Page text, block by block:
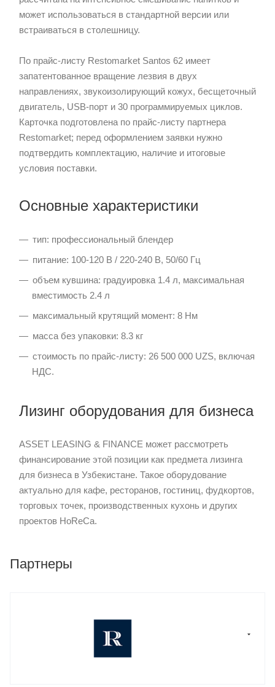
может использоваться в стандартной версии или
встраиваться в столешницу.
По прайс-листу Restomarket Santos 62 имеет
запатентованное вращение лезвия в двух
направлениях, звукоизолирующий кожух, бесщеточный
двигатель, USB-порт и 30 программируемых циклов.
Карточка подготовлена по прайс-листу партнера
Restomarket; перед оформлением заявки нужно
подтвердить комплектацию, наличие и итоговые
условия поставки.
Основные характеристики
тип: профессиональный блендер
питание: 100-120 В / 220-240 В, 50/60 Гц
объем кувшина: градуировка 1.4 л, максимальная
вместимость 2.4 л
максимальный крутящий момент: 8 Нм
масса без упаковки: 8.3 кг
стоимость по прайс-листу: 26 500 000 UZS, включая
НДС.
Лизинг оборудования для бизнеса
ASSET LEASING & FINANCE может рассмотреть
финансирование этой позиции как предмета лизинга
для бизнеса в Узбекистане. Такое оборудование
актуально для кафе, ресторанов, гостиниц, фудкортов,
торговых точек, производственных кухонь и других
проектов HoReCa.
Партнеры